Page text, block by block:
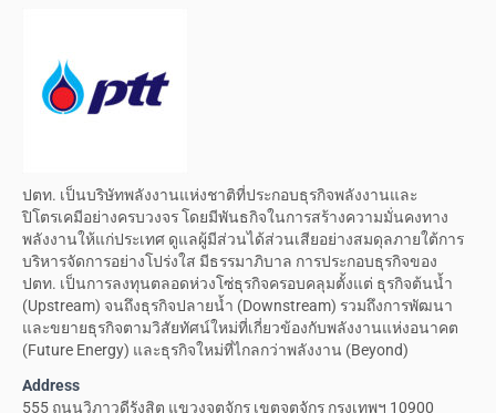
ปตท. เป็นบริษัทพลังงานแห่งชาติที่ประกอบธุรกิจพลังงานและ
ปิโตรเคมีอย่างครบวงจร โดยมีพันธกิจในการสร้างความมั่นคงทาง
พลังงานให้แก่ประเทศ ดูแลผู้มีส่วนได้ส่วนเสียอย่างสมดุลภายใต้การ
บริหารจัดการอย่างโปร่งใส มีธรรมาภิบาล การประกอบธุรกิจของ
ปตท. เป็นการลงทุนตลอดห่วงโซ่ธุรกิจครอบคลุมตั้งแต่ ธุรกิจต้นน้ำ
(Upstream) จนถึงธุรกิจปลายน้ำ (Downstream) รวมถึงการพัฒนา
และขยายธุรกิจตามวิสัยทัศน์ใหม่ที่เกี่ยวข้องกับพลังงานแห่งอนาคต
(Future Energy) และธุรกิจใหม่ที่ไกลกว่าพลังงาน (Beyond)
Address
555 ถนนวิภาวดีรังสิต แขวงจตุจักร เขตจตุจักร กรุงเทพฯ 10900